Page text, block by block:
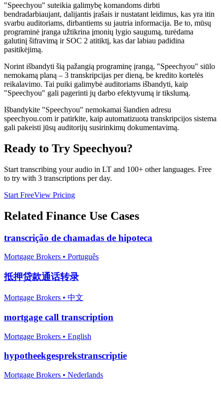
"Speechyou" suteikia galimybę komandoms dirbti
bendradarbiaujant, dalijantis įrašais ir nustatant leidimus, kas yra itin
svarbu auditoriams, dirbantiems su jautria informacija. Be to, mūsų
programinė įranga užtikrina įmonių lygio saugumą, turėdama
galutinį šifravimą ir SOC 2 atitiktį, kas dar labiau padidina
pasitikėjimą.
Norint išbandyti šią pažangią programinę įrangą, "Speechyou" siūlo
nemokamą planą – 3 transkripcijas per dieną, be kredito kortelės
reikalavimo. Tai puiki galimybė auditoriams išbandyti, kaip
"Speechyou" gali pagerinti jų darbo efektyvumą ir tikslumą.
Išbandykite "Speechyou" nemokamai šiandien adresu
speechyou.com ir patirkite, kaip automatizuota transkripcijos sistema
gali pakeisti jūsų auditorijų susirinkimų dokumentavimą.
Ready to Try Speechyou?
Start transcribing your audio in LT and 100+ other languages. Free
to try with 3 transcriptions per day.
Start FreeView Pricing
Related Finance Use Cases
transcrição de chamadas de hipoteca
Mortgage Brokers • Português
抵押贷款通话转录
Mortgage Brokers • 中文
mortgage call transcription
Mortgage Brokers • English
hypotheekgesprekstranscriptie
Mortgage Brokers • Nederlands